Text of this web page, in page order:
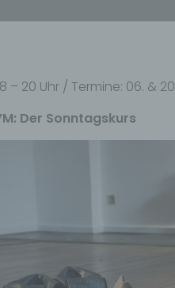
– 20 Uhr / Termine: 06. &
Der Sonntagskurs